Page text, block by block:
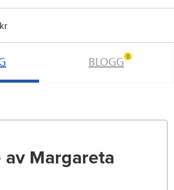
BLOGG 0
Margareta